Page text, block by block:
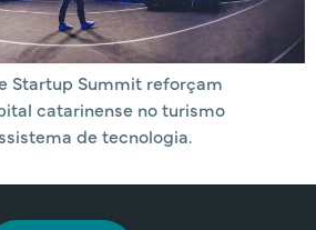
Startup Summit reforçam
catarinense no turismo
de tecnologia.